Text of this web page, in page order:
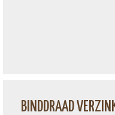
BINDDRAAD